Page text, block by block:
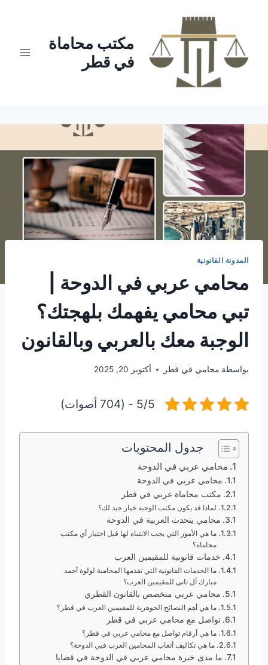
المحتوى
مكتب محاماة
في قطر
المدونة القانونية
محامي عربي في الدوحة |
تبي محامي يفهمك بلهجتك؟
الوجبة معك بالعربي وبالقانون
بواسطة محامي في قطر أكتوبر 20, 2025
5/5 - (704 أصوات)
جدول المحتويات
محامي عربي في الدوحة
محامي عربي في الدوحة
مكتب محاماة عربي في قطر
لماذا قد يكون مكتب الوجبة خيار جيد لك؟
محامي يتحدث العربية في الدوحة
ما هي الأمور التي يجب الانتباه لها قبل اختيار أي مكتب
محاماة؟
خدمات قانونية للمقيمين العرب
ما الخدمات القانونية التي تقدمها المحامية لولوة أحمد
مبارك آل ثاني للمقيمين العرب؟
محامي عربي متخصص بالقانون القطري
ما هي أهم النصائح الجوهرية للمقيمين العرب في قطر؟
تواصل مع محامي عربي في قطر
ما هي أرقام تواصل مع محامي عربي في قطر؟
ما هي تكاليف أتعاب المحامين العرب فيي الدوحة؟
ما مدى خبرة محامي عربي في الدوحة في قضايا